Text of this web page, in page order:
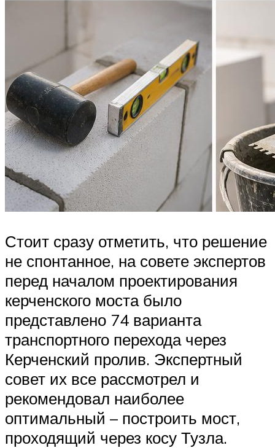
Стоит сразу отметить, что решение
не спонтанное, на совете экспертов
перед началом проектирования
керченского моста было
представлено 74 варианта
транспортного перехода через
Керченский пролив. Экспертный
совет их все рассмотрел и
рекомендовал наиболее
оптимальный – построить мост,
проходящий через косу Тузла.